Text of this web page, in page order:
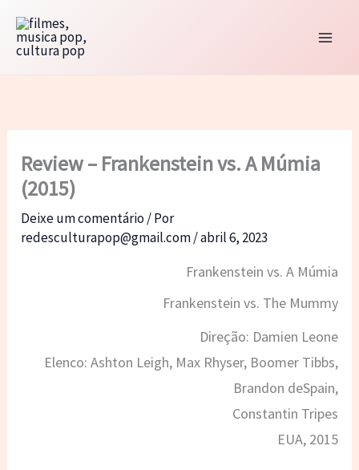
para
Review – Frankenstein vs. A Múmia
(2015)
Deixe um comentário/ Por
redesculturapop@gmail.com/abril 6, 2023
Frankenstein vs. A Múmia
Frankenstein vs. The Mummy
Direção: Damien Leone
Elenco: Ashton Leigh, Max Rhyser, Boomer Tibbs,
Brandon deSpain,
Constantin Tripes
EUA, 2015